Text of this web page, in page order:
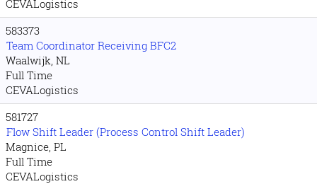
CEVALogistics
583373
Team Coordinator Receiving BFC2
Waalwijk, NL
Full Time
CEVALogistics
581727
Flow Shift Leader (Process Control Shift Leader)
Magnice, PL
Full Time
CEVALogistics